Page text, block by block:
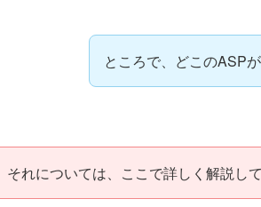
ところで、どこのASP
それについては、ここで詳しく解説し